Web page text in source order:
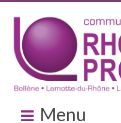
Menu